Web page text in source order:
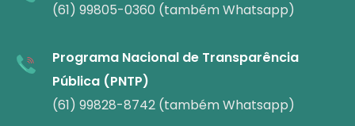
(61) 99805-0360 (também Whatsapp)
Programa Nacional de Transparência
Pública (PNTP)
(61) 99828-8742 (também Whatsapp)